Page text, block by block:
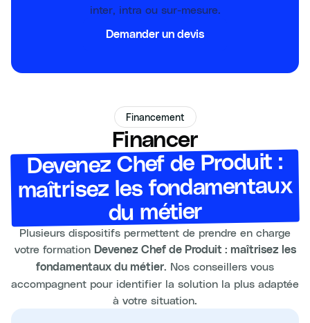
inter, intra ou sur-mesure.
Demander un devis
Financement
Financer
Devenez Chef de Produit :
maîtrisez les fondamentaux
du métier
Plusieurs dispositifs permettent de prendre en charge
votre formation Devenez Chef de Produit : maîtrisez les
fondamentaux du métier. Nos conseillers vous
accompagnent pour identifier la solution la plus adaptée
à votre situation.